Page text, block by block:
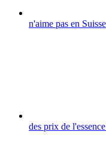
n'aime pas en Suisse
des prix de